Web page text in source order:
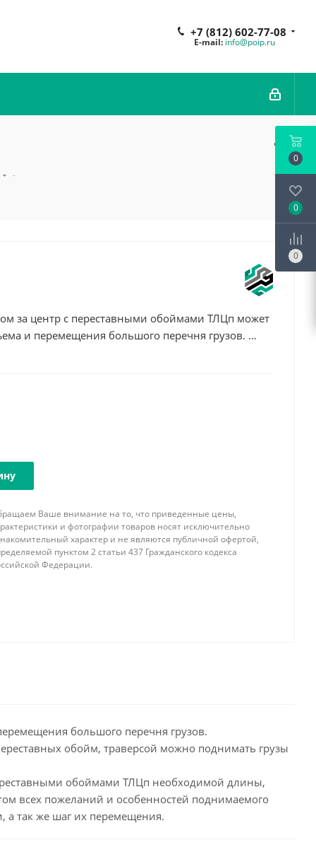
+7 (812) 602-77-08
E-mail: info@poip.ru
-
за центр с переставными обоймами ТЛЦп может
и перемещения большого перечня грузов.
в условиях ограниченной высоты подъема, а
за центр с переставными обоймами ТЛЦп
устройствами с учетом всех
груза. При заказе обязательно
Ваше внимание на то, что приведенные цены,
и фотографии товаров носят исключительно
характер и не являются публичной офертой,
пунктом 2 статьи 437 Гражданского кодекса
Федерации.
большого перечня грузов.
обойм, траверсой можно поднимать грузы
обоймами ТЛЦп необходимой длины,
всех пожеланий и особенностей поднимаемого
а так же шаг их перемещения.
0
0
0